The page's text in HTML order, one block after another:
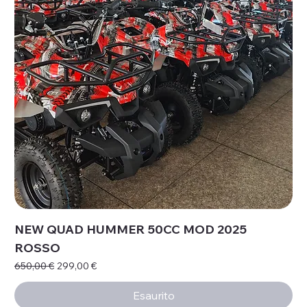
NEW QUAD HUMMER 50CC MOD 2025
ROSSO
Prezzo regolare
650,00 € Prezzo scontato
299,00 €
Esaurito